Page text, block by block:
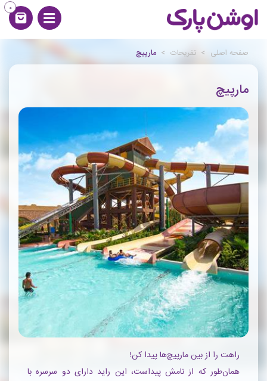
0
صفحه اصلی > تفریحات > مارپیچ
راهت را از بین مارپیچ‌ها پیدا کن!
همان‌طور که از نامش پیداست، این راید دارای دو سرسره با
مارپیچ